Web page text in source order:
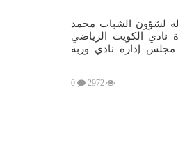
لشؤون الشباب محمد
نادي الكويت الرياضي
إدارة نادي وربة